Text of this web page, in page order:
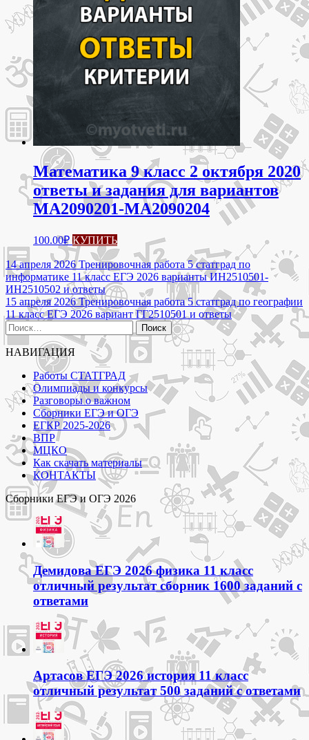
Математика 9 класс 2 октября 2020
ответы и задания для вариантов
МА2090201-МА2090204
100.00₽ КУПИТЬ
Навигация
по
записям
14 апреля 2026 Тренировочная работа 5 статград по
информатике 11 класс ЕГЭ 2026 варианты ИН2510501-
ИН2510502 и ответы
15 апреля 2026 Тренировочная работа 5 статград по географии
11 класс ЕГЭ 2026 вариант ГГ2510501 и ответы
Найти:
НАВИГАЦИЯ
Работы СТАТГРАД
Олимпиады и конкурсы
Разговоры о важном
Сборники ЕГЭ и ОГЭ
ЕГКР 2025-2026
ВПР
МЦКО
Как скачать материалы
КОНТАКТЫ
Сборники ЕГЭ и ОГЭ 2026
Демидова ЕГЭ 2026 физика 11 класс
отличный результат сборник 1600 заданий с
ответами
Артасов ЕГЭ 2026 история 11 класс
отличный результат 500 заданий с ответами